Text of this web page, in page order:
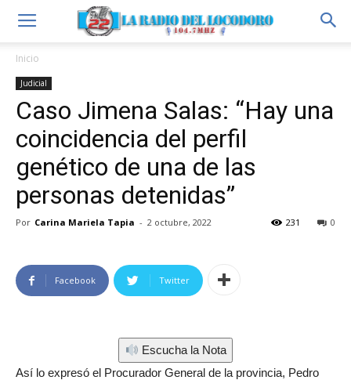
Inicio
Judicial
Caso Jimena Salas: “Hay una
coincidencia del perfil
genético de una de las
personas detenidas”
Por Carina Mariela Tapia - 2 octubre, 2022 0
231
Facebook Twitter
Escucha la Nota
Así lo expresó el Procurador General de la provincia, Pedro